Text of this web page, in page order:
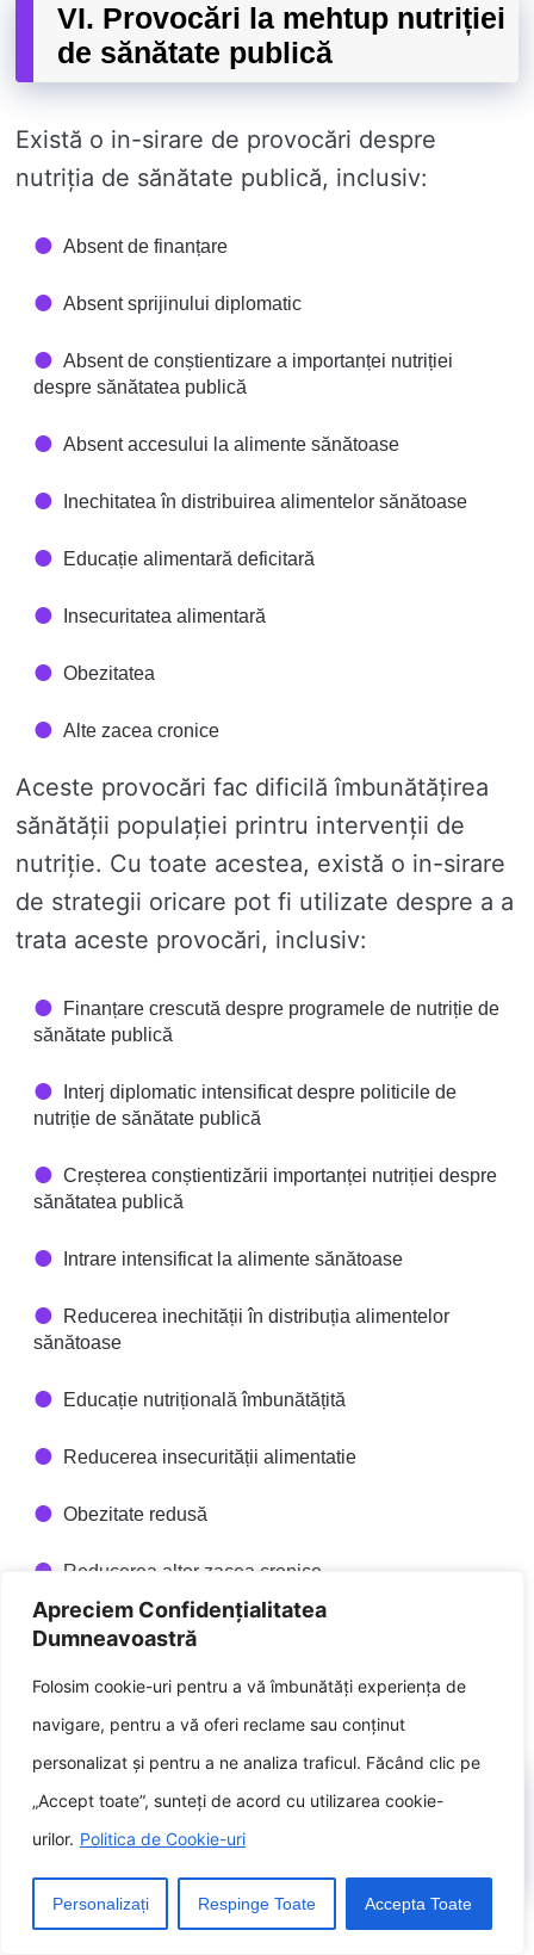
Apreciem Confidențialitatea
Dumneavoastră
Folosim cookie-uri pentru a vă îmbunătăți experiența de
navigare, pentru a vă oferi reclame sau conținut
personalizat și pentru a ne analiza traficul. Făcând clic pe
„Accept toate”, sunteți de acord cu utilizarea cookie-
urilor. Politica de Cookie-uri
Personalizați Respinge Toate Accepta Toate
VI. Provocări la mehtup nutriției
de sănătate publică
Există o in-sirare de provocări despre
nutriția de sănătate publică, inclusiv:
Absent de finanțare
Absent sprijinului diplomatic
Absent de conștientizare a importanței nutriției
despre sănătatea publică
Absent accesului la alimente sănătoase
Inechitatea în distribuirea alimentelor sănătoase
Educație alimentară deficitară
Insecuritatea alimentară
Obezitatea
Alte zacea cronice
Aceste provocări fac dificilă îmbunătățirea
sănătății populației printru intervenții de
nutriție. Cu toate acestea, există o in-sirare
de strategii oricare pot fi utilizate despre a a
trata aceste provocări, inclusiv:
Finanțare crescută despre programele de nutriție de
sănătate publică
Interj diplomatic intensificat despre politicile de
nutriție de sănătate publică
Creșterea conștientizării importanței nutriției despre
sănătatea publică
Intrare intensificat la alimente sănătoase
Reducerea inechității în distribuția alimentelor
sănătoase
Educație nutrițională îmbunătățită
Reducerea insecurității alimentatie
Obezitate redusă
Reducerea altor zacea cronice
Abordând aceste provocări, putem
redacta un priveala mai sănătos despre toți.
VII. Strategii despre
îmbunătățirea alimentației